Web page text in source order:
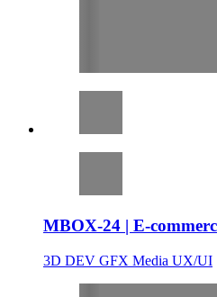
MBOX-24 | E-
3D DEV GFX Media UX/UI